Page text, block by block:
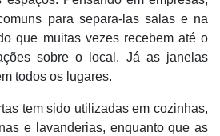
para separa-las salas e na
que muitas vezes recebem até o
sobre o local. Já as janelas
todos os lugares.
tem sido utilizadas em cozinhas,
e lavanderias, enquanto que as